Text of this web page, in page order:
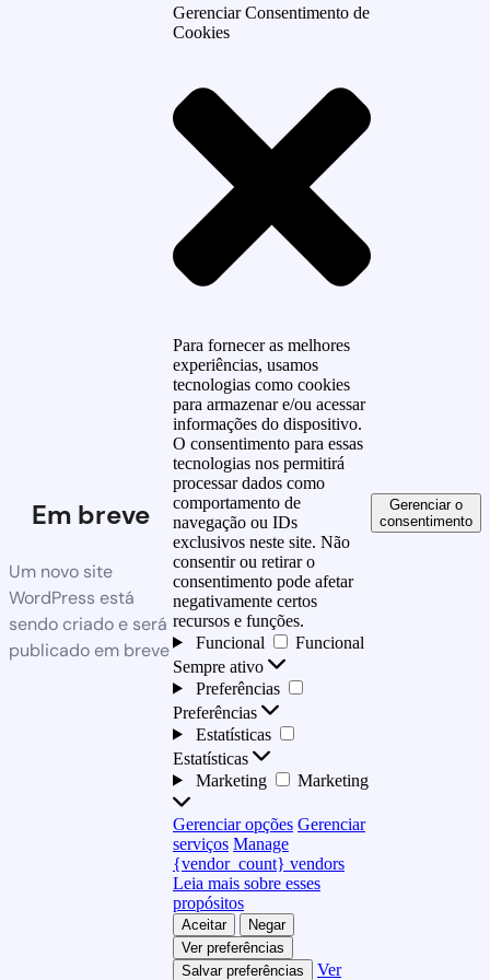
Em breve
Um novo site
WordPress está
sendo criado e será
publicado em breve
Gerenciar Consentimento de
Cookies
Para fornecer as melhores
experiências, usamos
tecnologias como cookies
para armazenar e/ou acessar
informações do dispositivo.
O consentimento para essas
tecnologias nos permitirá
processar dados como
comportamento de
navegação ou IDs
exclusivos neste site. Não
consentir ou retirar o
consentimento pode afetar
negativamente certos
recursos e funções.
Funcional
Funcional
Sempre ativo
Preferências
Preferências
Estatísticas
Estatísticas
Marketing
Marketing
Gerenciar opções Gerenciar
serviços Manage
{vendor_count} vendors
Leia mais sobre esses
propósitos
Aceitar
Negar
Ver preferências
Salvar preferências
Ver
Gerenciar o
consentimento